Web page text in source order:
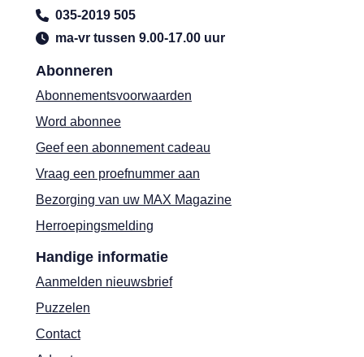
Abonneren
Abonnementsvoorwaarden
Word abonnee
Geef een abonnement cadeau
Vraag een proefnummer aan
Bezorging van uw MAX Magazine
Herroepingsmelding
Handige informatie
Aanmelden nieuwsbrief
Puzzelen
Contact
035-2019 505
ma-vr tussen 9.00-17.00 uur